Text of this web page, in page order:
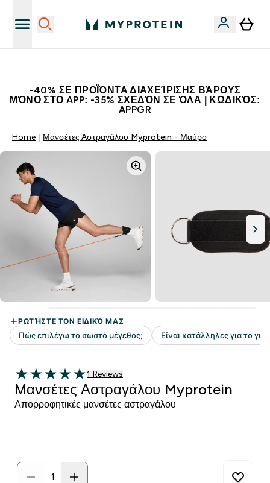
-40% ΣΕ ΠΡΟΪΌΝΤΑ ΔΙΑΧΕΊΡΙΣΗΣ ΒΆΡΟΥΣ
ΜΌΝΟ ΣΤΟ APP: -35% ΣΧΕΔΌΝ ΣΕ ΌΛΑ | ΚΩΔΙΚΌΣ:
APPGR
Home Μανσέτες Αστραγάλου Myprotein - Μαύρο
5 out of 5 stars
1 customer reviews
1 Reviews
Μανσέτες Αστραγάλου Myprotein
Απορροφητικές μανσέτες αστραγάλου